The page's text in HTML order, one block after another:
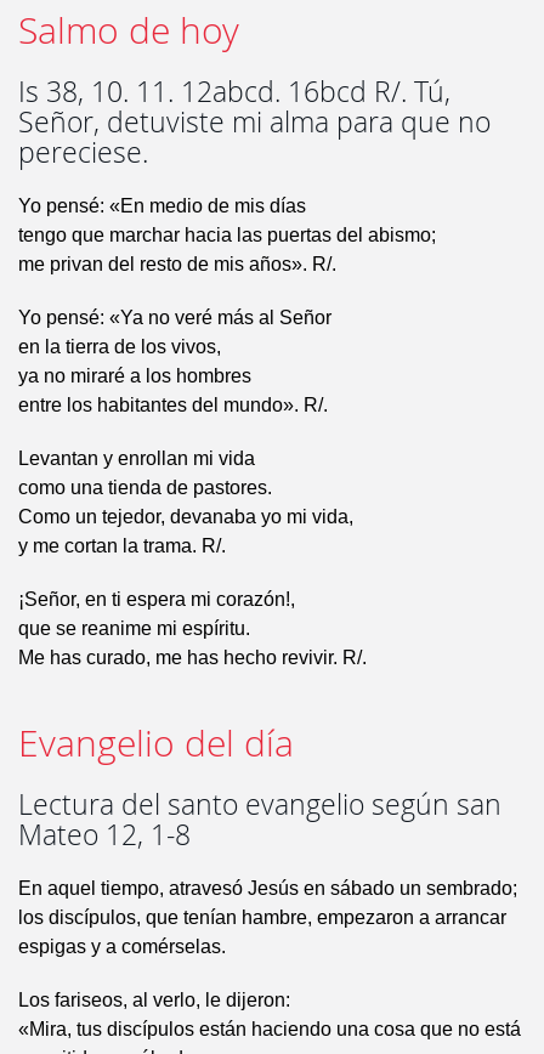
Salmo de hoy
Is 38, 10. 11. 12abcd. 16bcd R/. Tú,
Señor, detuviste mi alma para que no
pereciese.
Yo pensé: «En medio de mis días
tengo que marchar hacia las puertas del abismo;
me privan del resto de mis años». R/.
Yo pensé: «Ya no veré más al Señor
en la tierra de los vivos,
ya no miraré a los hombres
entre los habitantes del mundo». R/.
Levantan y enrollan mi vida
como una tienda de pastores.
Como un tejedor, devanaba yo mi vida,
y me cortan la trama. R/.
¡Señor, en ti espera mi corazón!,
que se reanime mi espíritu.
Me has curado, me has hecho revivir. R/.
Evangelio del día
Lectura del santo evangelio según san
Mateo 12, 1-8
En aquel tiempo, atravesó Jesús en sábado un sembrado;
los discípulos, que tenían hambre, empezaron a arrancar
espigas y a comérselas.
Los fariseos, al verlo, le dijeron:
«Mira, tus discípulos están haciendo una cosa que no está